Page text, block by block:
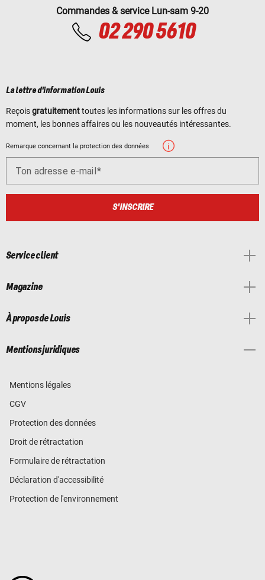
Commandes & service Lun-sam 9-20
02 290 5610
La lettre d'information Louis
Reçoisgratuitementtoutes les informations sur les offres du
moment, les bonnes affaires ou les nouveautés intéressantes.
Remarque concernant la protection des données
Ton adresse e-mail
S'INSCRIRE
Service client
Magazine
À propos de Louis
Mentions juridiques
Mentions légales
CGV
Protection des données
Droit de rétractation
Formulaire de rétractation
Déclaration d'accessibilité
Protection de l'environnement